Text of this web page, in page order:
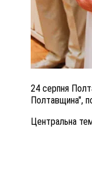
24 серпня
Полтавщина",
Центральна
26 листопада 2025